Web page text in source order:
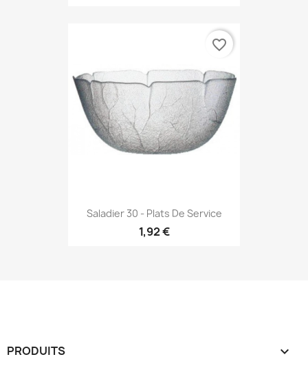
Saladier 30 - Plats De Service
1,92 €
favorite_border
PRODUITS 